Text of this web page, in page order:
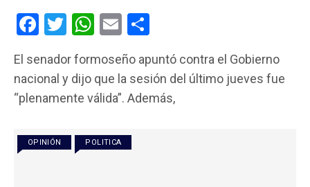
F
ce
b
o
k
T
tt
er
W
at
s
p
p
E
ail m
p
El senador formoseño apuntó contra el Gobierno
nacional y dijo que la sesión del último jueves fue
“plenamente válida”. Además,
OPINIÓN POLITICA